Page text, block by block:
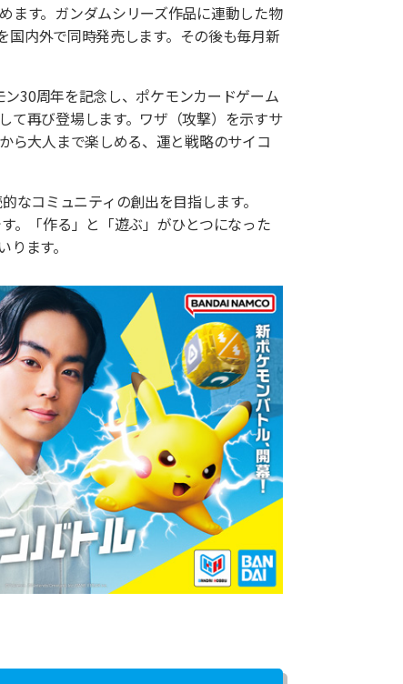
ます。ガンダムシリーズ作品に連動した物
内外で同時発売します。その後も毎月新
30周年を記念し、ポケモンカードゲーム
て再び登場します。ワザ（攻撃）を示すサ
ら大人まで楽しめる、運と戦略のサイコ
なコミュニティの創出を目指します。
。「作る」と「遊ぶ」がひとつになった
ます。